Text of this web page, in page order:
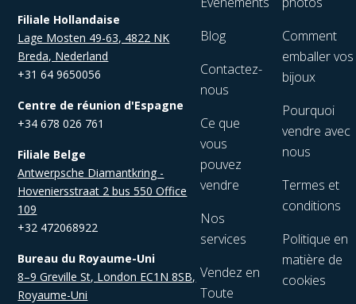
Filiale Hollandaise
Lage Mosten 49-63, 4822 NK
Breda, Nederland
+31 64 9650056
Centre de réunion d'Espagne
+34 678 026 761
Filiale Belge
Antwerpsche Diamantkring -
Hoveniersstraat 2 bus 550 Office
109
+32 472068922
Bureau du Royaume-Uni
8–9 Greville St, London EC1N 8SB,
Royaume-Uni
Blog
Contactez-
nous
Ce que
vous
pouvez
vendre
Nos
services
Vendez en
Toute
Comment
emballer vos
bijoux
Pourquoi
vendre avec
nous
Termes et
conditions
Politique en
matière de
cookies